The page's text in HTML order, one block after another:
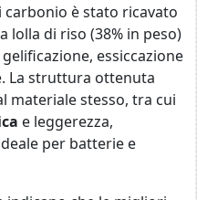
carbonio è stato ricavato
lolla di riso (38% in peso)
essiccazione
La struttura ottenuta
materiale stesso, tra cui
e leggerezza,
per batterie e